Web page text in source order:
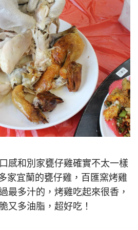
感和別家甕仔雞確實不太一樣
家宜蘭的甕仔雞，百匯窯烤雞
最多汁的，烤雞吃起來很香，
又多油脂，超好吃！